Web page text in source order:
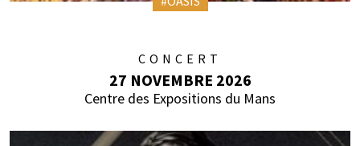
CONCERT
27 NOVEMBRE 2026
Centre des Expositions du Mans